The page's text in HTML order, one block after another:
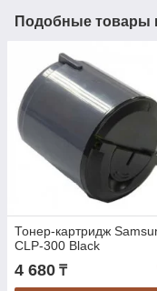
Подобные товары
Тонер-картридж
CLP-300 Black
4 680 ₸